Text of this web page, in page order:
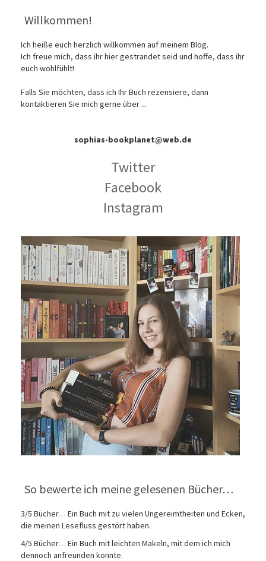
Willkommen!
Ich heiße euch herzlich willkommen auf meinem Blog.
Ich freue mich, dass ihr hier gestrandet seid und hoffe, dass ihr
euch wohlfühlt!
Falls Sie möchten, dass ich Ihr Buch rezensiere, dann
kontaktieren Sie mich gerne über ...
sophias-bookplanet@web.de
Twitter
Facebook
Instagram
So bewerte ich meine gelesenen Bücher…
3/5 Bücher… Ein Buch mit zu vielen Ungereimtheiten und Ecken,
die meinen Lesefluss gestört haben.
4/5 Bücher… Ein Buch mit leichten Makeln, mit dem ich mich
dennoch anfreunden konnte.